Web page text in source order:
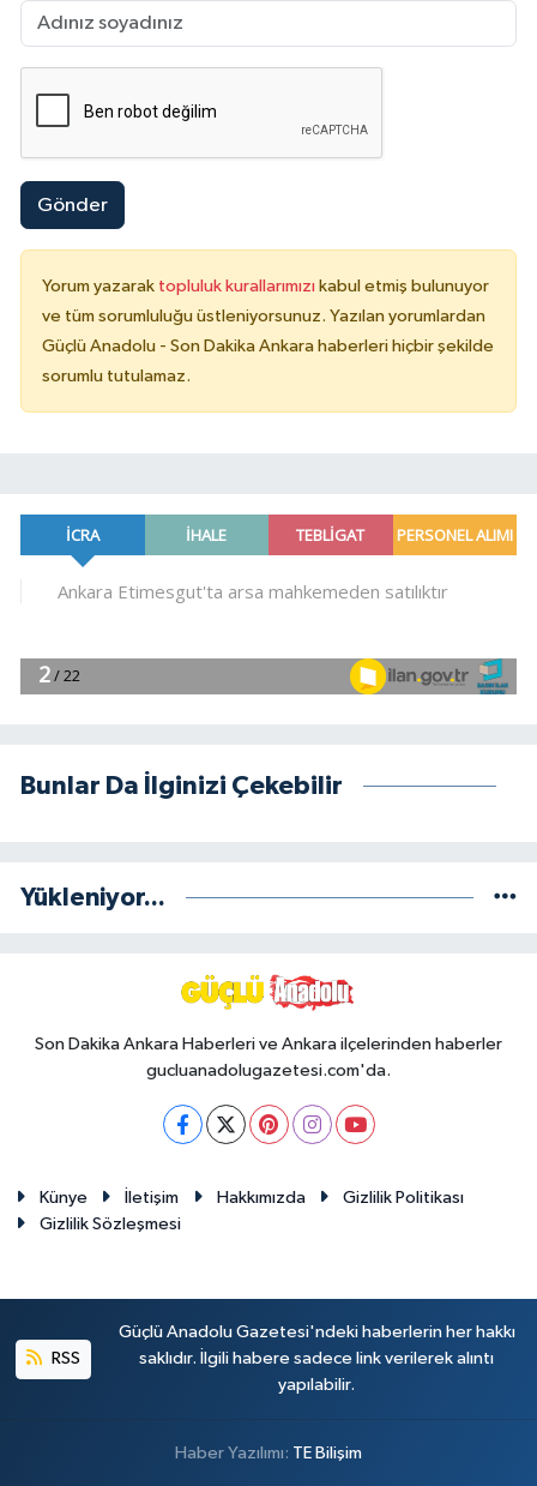
Gönder
Yorum yazarak topluluk kurallarımızı kabul etmiş bulunuyor
ve tüm sorumluluğu üstleniyorsunuz. Yazılan yorumlardan
Güçlü Anadolu - Son Dakika Ankara haberleri hiçbir şekilde
sorumlu tutulamaz.
Bunlar Da İlginizi Çekebilir
Yükleniyor...
Son Dakika Ankara Haberleri ve Ankara ilçelerinden haberler
gucluanadolugazetesi.com'da.
Künye İletişim Hakkımızda
Gizlilik Politikası
Gizlilik Sözleşmesi
RSS
Güçlü Anadolu Gazetesi'ndeki haberlerin her hakkı
saklıdır. İlgili habere sadece link verilerek alıntı
yapılabilir.
Haber Yazılımı: TE Bilişim